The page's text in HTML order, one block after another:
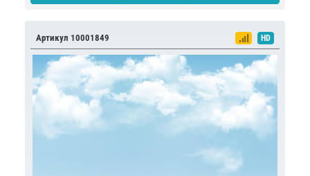
Артикул 10001849 HD